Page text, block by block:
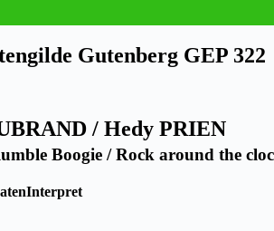
Gutenberg GEP 322
/ Hedy PRIEN
Boogie / Rock around the
Interpret